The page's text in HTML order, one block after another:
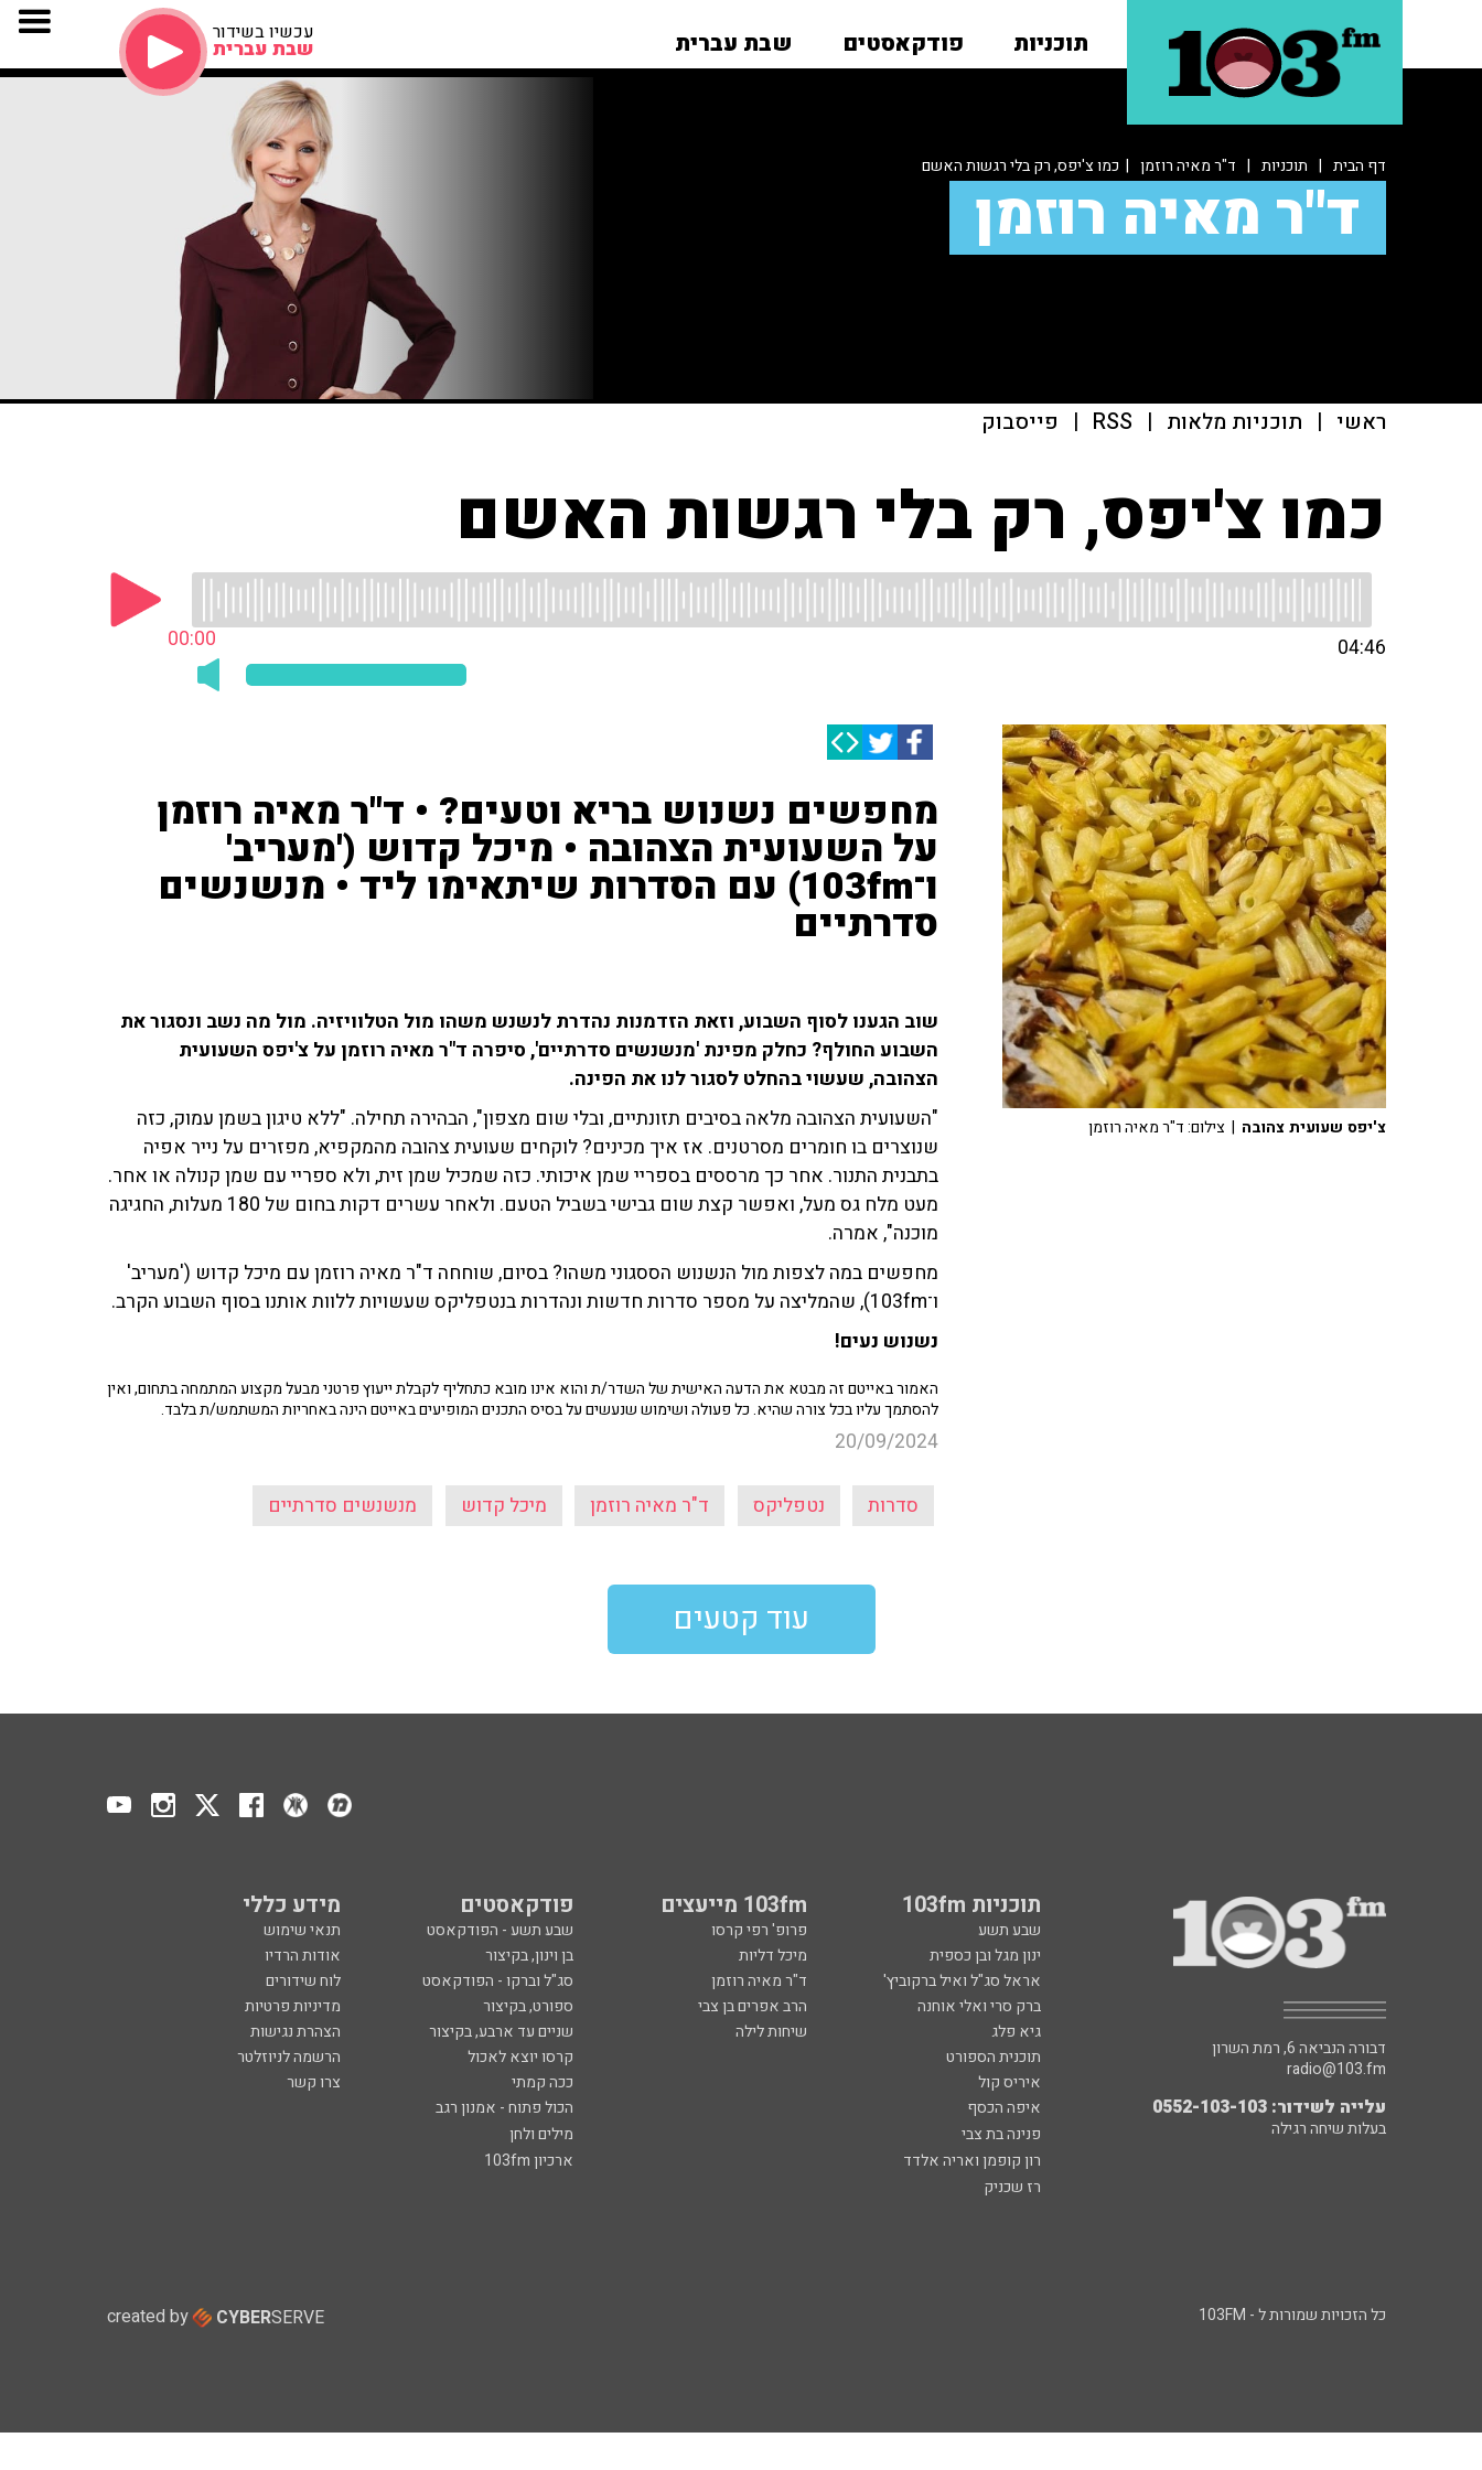
תוכניות פודקאסטים שבת עברית עכשיו בשידור
שבת עברית
דף הבית | תוכניות | ד"ר מאיה רוזמן | כמו צ'יפס, רק בלי רגשות האשם
ד"ר מאיה רוזמן
ראשי | תוכניות מלאות |
RSS
| פייסבוק
כמו צ'יפס, רק בלי רגשות האשם
00:00 04:46
מחפשים נשנוש בריא וטעים? • ד"ר מאיה רוזמן
על השעועית הצהובה • מיכל קדוש ('מעריב'
ו־103fm) עם הסדרות שיתאימו ליד • מנשנשים
סדרתיים
שוב הגענו לסוף השבוע, וזאת הזדמנות נהדרת לנשנש משהו מול הטלוויזיה. מול מה נשב ונסגור את
השבוע החולף? כחלק מפינת 'מנשנשים סדרתיים', סיפרה ד"ר מאיה רוזמן על צ'יפס השעועית
הצהובה, שעשוי בהחלט לסגור לנו את הפינה.
"השעועית הצהובה מלאה בסיבים תזונתיים, ובלי שום מצפון", הבהירה תחילה. "ללא טיגון בשמן עמוק, כזה
שנוצרים בו חומרים מסרטנים. אז איך מכינים? לוקחים שעועית צהובה מהמקפיא, מפזרים על נייר אפיה
בתבנית התנור. אחר כך מרססים בספריי שמן איכותי. כזה שמכיל שמן זית, ולא ספריי עם שמן קנולה או אחר.
מעט מלח גס מעל, ואפשר קצת שום גבישי בשביל הטעם. ולאחר עשרים דקות בחום של 180 מעלות, החגיגה
מוכנה", אמרה.
מחפשים במה לצפות מול הנשנוש הססגוני משהו? בסיום, שוחחה ד"ר מאיה רוזמן עם מיכל קדוש ('מעריב'
ו־103fm), שהמליצה על מספר סדרות חדשות ונהדרות בנטפליקס שעשויות ללוות אותנו בסוף השבוע הקרב.
נשנוש נעים!
האמור באייטם זה מבטא את הדעה האישית של השדר/ת והוא אינו מובא כתחליף לקבלת ייעוץ פרטני מבעל מקצוע המתמחה בתחום, ואין
להסתמך עליו בכל צורה שהיא. כל פעולה ושימוש שנעשים על בסיס התכנים המופיעים באייטם הינה באחריות המשתמש/ת בלבד.
20/09/2024
סדרות נטפליקס ד"ר מאיה רוזמן מיכל קדוש מנשנשים סדרתיים
צ'יפס שעועית צהובה | צילום: ד"ר מאיה רוזמן
עוד קטעים
תוכניות 103fm 103fm מייעצים פודקאסטים מידע כללי
שבע תשע פרופ' רפי קרסו שבע תשע - הפודקאסט
תנאי שימוש
ינון מגל ובן כספית
מיכל דליות בן וינון, בקיצור
אודות הרדיו
אראל סג"ל ואיל ברקוביץ'
ד"ר מאיה רוזמן סג"ל וברקו - הפודקאסט
לוח שידורים
ברק סרי ואלי אוחנה
הרב אפרים בן צבי ספורט, בקיצור
מדיניות פרטיות
גיא פלג
שיחות לילה שניים עד ארבע, בקיצור
הצהרת נגישות
תוכנית הספורט
קרסו יוצא לאכול
הרשמה לניוזלטר
איריס קול
ככה קמתי
צרו קשר
איפה הכסף
הכול פתוח - אמנון רגב
פנינה בת צבי
מילים ולחן
רון קופמן ואריה אלדד
ארכיון 103fm
רז שכניק
דבורה הנביאה 6, רמת השרון
radio@103.fm
עלייה לשידור: 0552-103-103
בעלות שיחה רגילה
כל הזכויות שמורות ל - 103FM created by CYBERSERVE